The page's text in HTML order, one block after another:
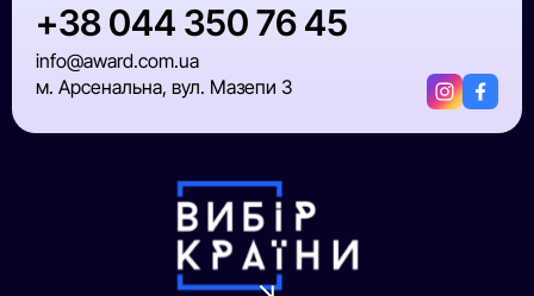
+38 044 350 76 45
info@award.com.ua
м. Арсенальна, вул. Мазепи 3